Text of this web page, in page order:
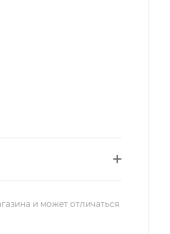
и может отличаться